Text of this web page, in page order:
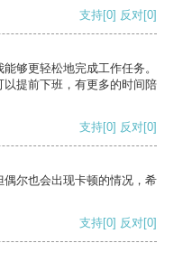
支持[0] 反对[0]
够更轻松地完成工作任务。
提前下班，有更多的时间陪
支持[0] 反对[0]
尔也会出现卡顿的情况，希
支持[0] 反对[0]